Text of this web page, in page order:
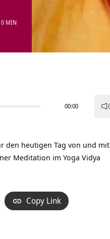
0 MIN
00:00
den heutigen Tag von und mit
Meditation im Yoga Vidya
Copy Link